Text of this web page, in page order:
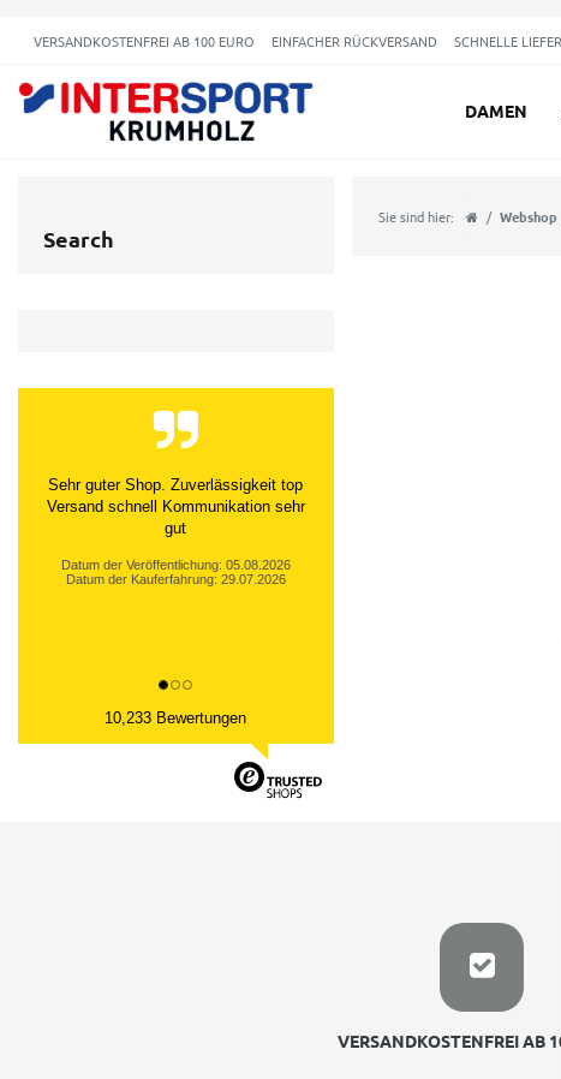
VERSANDKOSTENFREI AB 100 EURO EINFACHER RÜCKVERSAND SCHNELLE
DAMEN
Search
Sie sind hier: Webshop
Sehr guter Shop. Zuverlässigkeit top
Versand schnell Kommunikation sehr
gut
Datum der Veröffentlichung: 05.08.2026
Datum der Kauferfahrung: 29.07.2026
10,233 Bewertungen
VERSANDKOSTENFREI AB